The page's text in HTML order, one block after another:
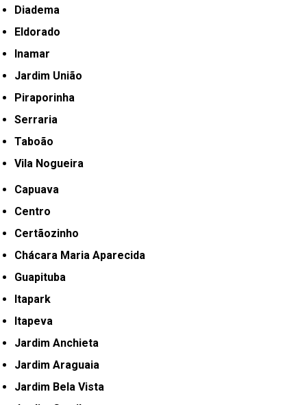
Diadema
Eldorado
Inamar
Jardim União
Piraporinha
Serraria
Taboão
Vila Nogueira
Capuava
Centro
Certãozinho
Chácara Maria Aparecida
Guapituba
Itapark
Itapeva
Jardim Anchieta
Jardim Araguaia
Jardim Bela Vista